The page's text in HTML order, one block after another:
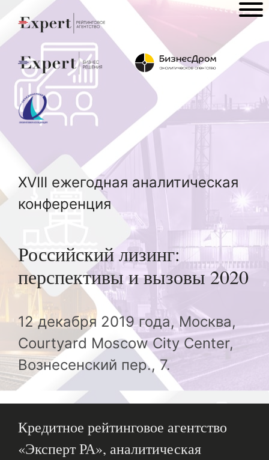
XVIII ежегодная аналитическая
конференция
Российский лизинг:
перспективы и вызовы 2020
12 декабря 2019 года, Москва,
Courtyard Moscow City Center,
Вознесенский пер., 7.
Кредитное рейтинговое агентство
«Эксперт РА», аналитическая